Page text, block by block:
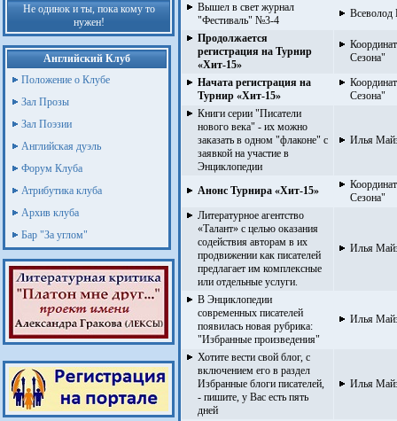
Не одинок и ты, пока кому то
нужен!
Английский Клуб
Положение о Клубе
Зал Прозы
Зал Поэзии
Английская дуэль
Форум Клуба
Атрибутика клуба
Архив клуба
Бар "За углом"
Вышел в свет журнал
"Фестиваль" №3-4
Продолжается
регистрация на Турнир
«Хит-15»
Сезона"
Начата регистрация на
Турнир «Хит-15»
Сезона"
Книги серии "Писатели
нового века" - их можно
заказать в одном "флаконе" с
заявкой на участие в
Энциклопедии
Илья
Анонс Турнира «Хит-15»
Сезона"
Литературное агентство
«Талант» с целью оказания
содействия авторам в их
продвижении как писателей
предлагает им комплексные
или отдельные услуги.
Илья
В Энциклопедии
современных писателей
появилась новая рубрика:
"Избранные произведения"
Илья
Хотите вести свой блог, с
включением его в раздел
Избранные блоги писателей,
- пишите, у Вас есть пять
дней
Илья